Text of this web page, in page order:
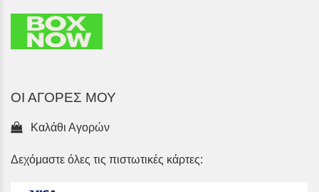
ΟΙ ΑΓΟΡΕΣ ΜΟΥ
Καλάθι Αγορών
Δεχόμαστε όλες τις πιστωτικές κάρτες: